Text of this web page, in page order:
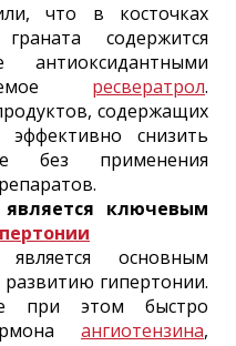
что в косточках
содержится
антиоксидантными
ресвератрол.
содержащих
снизить
без применения
является ключевым
основным
гипертонии.
при этом быстро
ангиотензина,